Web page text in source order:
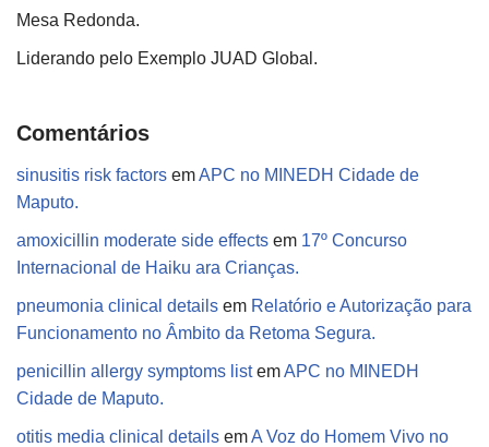
Mesa Redonda.
Liderando pelo Exemplo JUAD Global.
Comentários
sinusitis risk factors emAPC no MINEDH Cidade de
Maputo.
amoxicillin moderate side effects em 17º Concurso
Internacional de Haiku ara Crianças.
pneumonia clinical details em Relatório e Autorização para
Funcionamento no Âmbito da Retoma Segura.
penicillin allergy symptoms listemAPC no MINEDH
Cidade de Maputo.
otitis media clinical details emA Voz do Homem Vivo no